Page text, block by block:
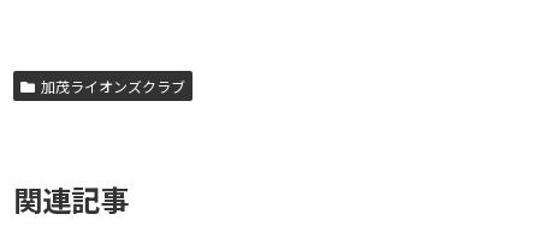
加茂ライオンズクラブ
関連記事